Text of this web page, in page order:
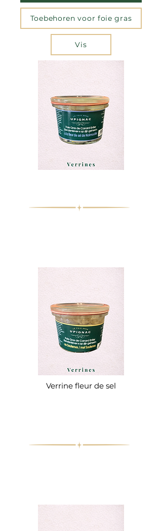
Toebehoren voor foie gras
Vis
Verrine fleur de sel